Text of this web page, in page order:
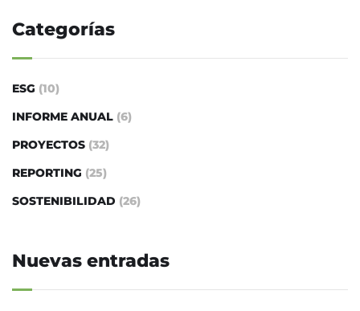
Categorías
ESG (10)
INFORME ANUAL (6)
PROYECTOS (32)
REPORTING (25)
SOSTENIBILIDAD (26)
Nuevas entradas